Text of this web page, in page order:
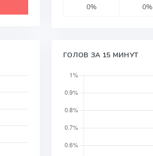
0%
0%
ГОЛОВ ЗА 15 МИНУТ